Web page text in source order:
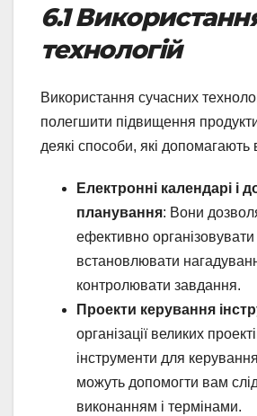
6.1
технологій
Використання сучасних
полегшити підвищення
деякі способи, які допомагають
Електронні календарі і
планування: Вони
ефективно
встановлювати
контролювати завдання.
Проекти керування
організації великих
інструменти для
можуть допомогти вам
виконанням і термінами.